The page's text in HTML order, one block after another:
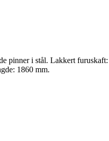
pinner i stål. Lakkert furuskaft:
1860 mm.